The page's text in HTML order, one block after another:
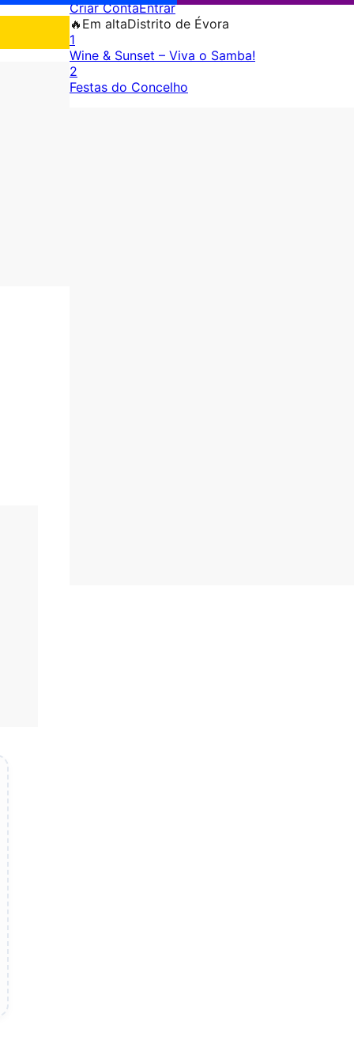
Criar ContaEntrar
🔥 Em altaDistrito de Évora
1
Wine & Sunset – Viva o Samba!
2
Festas do Concelho